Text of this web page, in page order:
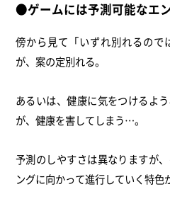
●ゲームには予測可能なエ
傍から見て「いずれ別れるので
が、案の定別れる。
あるいは、健康に気をつけるよ
が、健康を害してしまう…。
予測のしやすさは異なりますが
ングに向かって進行していく特色